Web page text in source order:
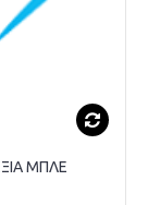
ΜΠΛΕ